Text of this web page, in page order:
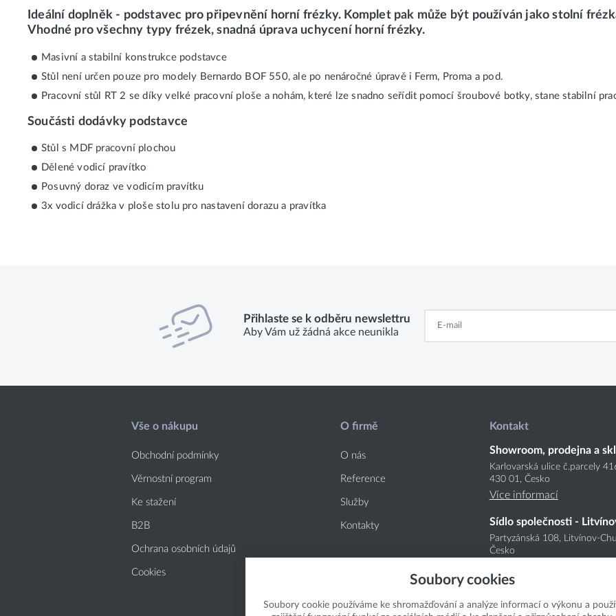
Ideální doplněk - podstavec pro připevnění horní frézky. Komplet pak může být používán jako stolní
Vhodné pro všechny typy frézek, snadná úprava uchycení horní frézky.
Masivní a stabilní konstrukce podstavce
Stůl není určen pouze pro modely Bernardo BOF 550, ale po nenáročné úpravě i Ferm, Proma a pod.
Pracovní stůl RT 2 se díky velké pracovní ploše a nohám, které lze snadno seřídit pomocí šroubové botky, stane stabilní
Součásti dodávky podstavce
Stůl s MDF pracovní plochou
Dělené vodicí pravítko
Posuvný doraz ve vodicím pravítku
3x vodicí drážka v ploše stolu pro nastavení dorazu a pravítka
Přihlaste se k odběru newslettru
Aby Vám už žádná akce neunikla
Vše o nákupu
Obchodní podmínky
Věrnostní program
Ke stažení
B2B
Ochrana osobních údajů
Cookies
O firmě
O nás
Reference
Služby
Kontakty
Kontakt
Showroom, prodejna a
Karlovarská ulice č.parcely
430 01, Česko
Více informací
Sídlo společnosti -
Partyzánská 108, Litvínov-
Česko
Soubory cookies
Soubory cookie používáme ke shromažďování a analýze informací o výkonu a